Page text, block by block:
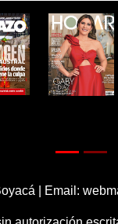
| Email: